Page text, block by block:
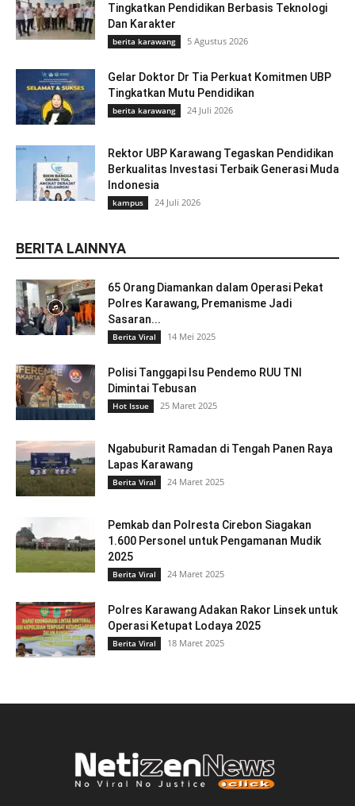
Tingkatkan Pendidikan Berbasis Teknologi
Dan Karakter
berita karawang 5 Agustus 2026
Gelar Doktor Dr Tia Perkuat Komitmen UBP
Tingkatkan Mutu Pendidikan
berita karawang 24 Juli 2026
Rektor UBP Karawang Tegaskan Pendidikan
Berkualitas Investasi Terbaik Generasi Muda
Indonesia
kampus 24 Juli 2026
BERITA LAINNYA
65 Orang Diamankan dalam Operasi Pekat
Polres Karawang, Premanisme Jadi
Sasaran...
Berita Viral 14 Mei 2025
Polisi Tanggapi Isu Pendemo RUU TNI
Dimintai Tebusan
Hot Issue 25 Maret 2025
Ngabuburit Ramadan di Tengah Panen Raya
Lapas Karawang
Berita Viral 24 Maret 2025
Pemkab dan Polresta Cirebon Siagakan
1.600 Personel untuk Pengamanan Mudik
2025
Berita Viral 24 Maret 2025
Polres Karawang Adakan Rakor Linsek untuk
Operasi Ketupat Lodaya 2025
Berita Viral 18 Maret 2025